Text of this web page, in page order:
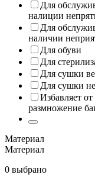
Для
налиции
Для
наличии
Для обуви
Для
Для сушки
Для сушки
Избавляет
размножение
Материал
Материал
0 выбрано